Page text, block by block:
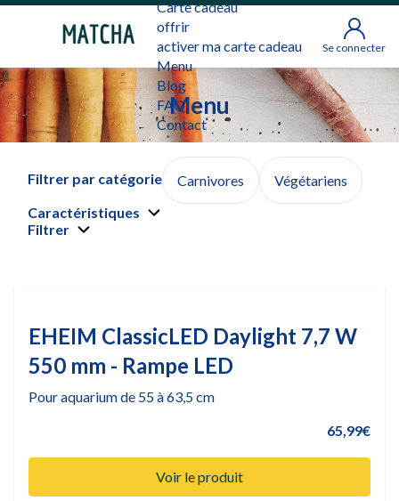
Carte cadeau
offrir
activer ma carte cadeau
Menu
Blog
FAQ
Contact
Se connecter
Menu
Filtrer par catégorie Carnivores
Végétariens
Caractéristiques
Filtrer
EHEIM ClassicLED Daylight 7,7 W
550 mm - Rampe LED
Pour aquarium de 55 à 63,5 cm
65,99€
Voir le produit